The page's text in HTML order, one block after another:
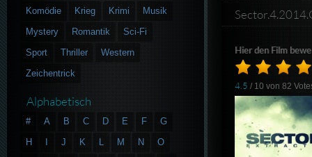
Hier den Film
4.5 / 10 von82
Komödie
Krieg Krimi
Musik
Mystery
Romantik
Sci-Fi
Sport
Thriller
Western
Zeichentrick
Alphabetisch
# A B C D E F
G
H
J K L M N
O